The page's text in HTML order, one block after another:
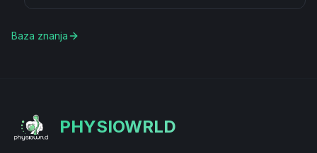
Baza znanja
PHYSIOWRLD